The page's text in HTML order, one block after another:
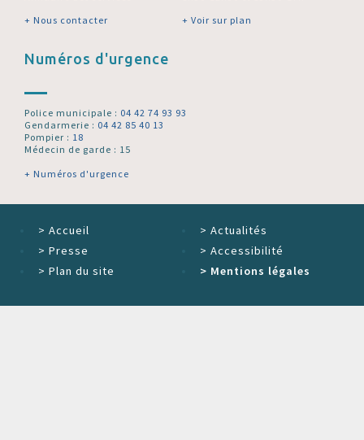
+ Nous contacter
+ Voir sur plan
Numéros d'urgence
Police municipale : 04 42 74 93 93
Gendarmerie : 04 42 85 40 13
Pompier : 18
Médecin de garde : 15
+ Numéros d'urgence
> Accueil > Actualités
> Presse > Accessibilité
> Plan du site > Mentions légales